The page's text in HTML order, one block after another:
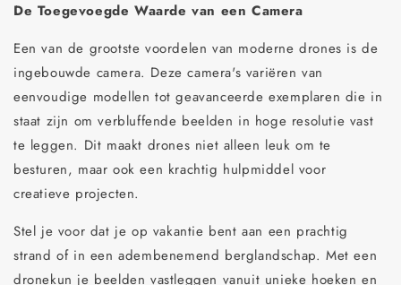
De Toegevoegde Waarde van een Camera
Een van de grootste voordelen van moderne drones is de
ingebouwde camera. Deze camera's variëren van
eenvoudige modellen tot geavanceerde exemplaren die in
staat zijn om verbluffende beelden in hoge resolutie vast
te leggen. Dit maakt drones niet alleen leuk om te
besturen, maar ook een krachtig hulpmiddel voor
creatieve projecten.
Stel je voor dat je op vakantie bent aan een prachtig
strand of in een adembenemend berglandschap. Met een
dronekun je beelden vastleggen vanuit unieke hoeken en